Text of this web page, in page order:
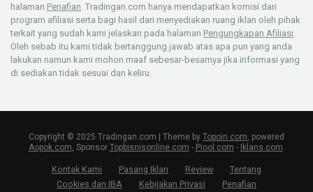
halaman Penafian. Tradingan.com hanya mendapatkan komisi dari
program afiliasi serta bagi hasil dari menyediakan ruang iklan oleh pihak
terkait yang sudah kami jelaskan pada halaman Pengungkapan Afiliasi.
Oleh sebab itu kami tidak bertanggung jawab atas apa pun yang anda
lakukan namun kami mohon maaf sebesar-besarnya jika informasi yang
di sediakan tidak sesuai dan keliru.
Copyright © 2025 Tradingan.com | Theme by Topoin.com, powered
Aopok.com, Sponsor Topbisnisonline.com - Piool.com - Iklans.com.
Kontak Kami Pasang Iklan Review
Tentang
Cookies dan IBA
Kebijakan Privasi Penafian